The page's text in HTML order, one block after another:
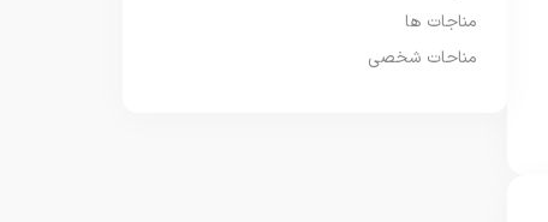
مناجات ها
مناحات شخصی